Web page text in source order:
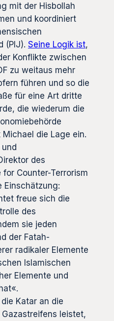
mit der Hisbollah
und koordiniert
(PIJ). Seine Logik ist,
Konflikte zwischen
zu weitaus mehr
führen und so die
für eine Art dritte
die wiederum die
die Lage ein.
und
des
Counter-Terrorism
Einschätzung:
freue sich die
des
sie jeden
der Fatah-
radikaler Elemente
Islamischen
Elemente und
Katar an die
leistet,